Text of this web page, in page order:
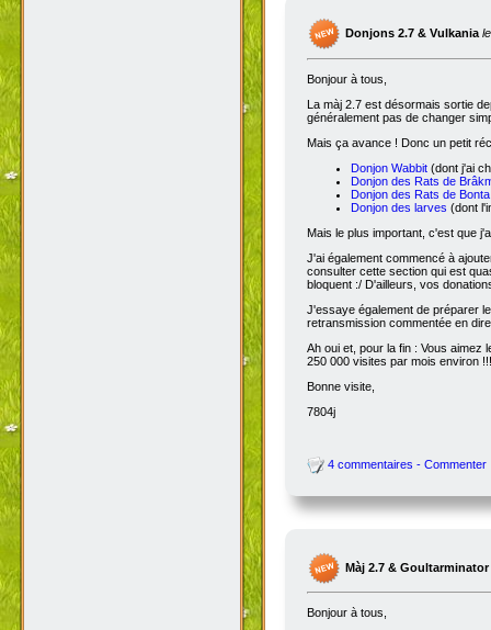
Donjons 2.7 & Vulkania
Bonjour à tous,
La màj 2.7 est désormais sortie
généralement pas de changer
Mais ça avance ! Donc un petit
Donjon Wabbit (dont j'ai
Donjon des Rats de
Donjon des Rats de Bonta
Donjon des larves (dont
Mais le plus important, c'est que
J'ai également commencé à
consulter cette section qui est
bloquent :/ D'ailleurs, vos
J'essaye également de préparer
retransmission commentée en
Ah oui et, pour la fin : Vous
250 000 visites par mois environ !!!
Bonne visite,
7804j
4 commentaires - Commenter
Màj 2.7 & Goultarminator
Bonjour à tous,